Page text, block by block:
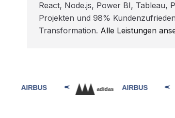
React, Node.js, Power BI, Tableau,
Projekten und 98%
Transformation. Alle Leistungen